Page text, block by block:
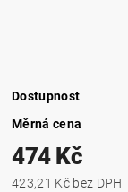
Dostupnost
Měrná cena
474 Kč
423,21 Kč bez DPH